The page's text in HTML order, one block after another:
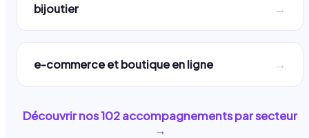
bijoutier →
e-commerce et boutique en ligne →
Découvrir nos102accompagnements par secteur
→